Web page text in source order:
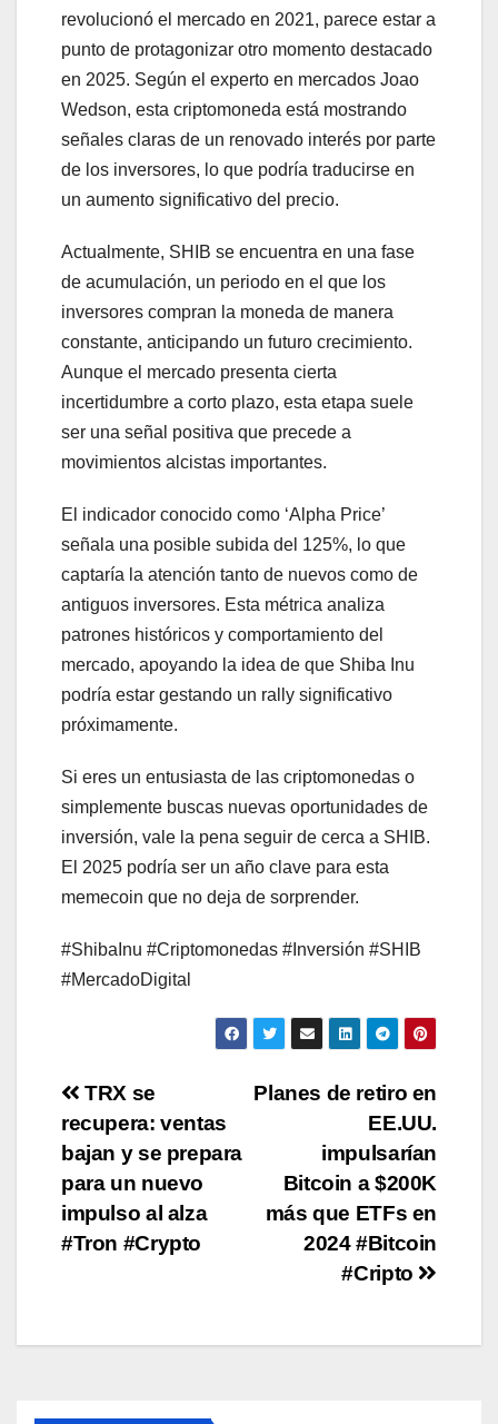
revolucionó el mercado en 2021, parece estar a
punto de protagonizar otro momento destacado
en 2025. Según el experto en mercados Joao
Wedson, esta criptomoneda está mostrando
señales claras de un renovado interés por parte
de los inversores, lo que podría traducirse en
un aumento significativo del precio.
Actualmente, SHIB se encuentra en una fase
de acumulación, un periodo en el que los
inversores compran la moneda de manera
constante, anticipando un futuro crecimiento.
Aunque el mercado presenta cierta
incertidumbre a corto plazo, esta etapa suele
ser una señal positiva que precede a
movimientos alcistas importantes.
El indicador conocido como ‘Alpha Price’
señala una posible subida del 125%, lo que
captaría la atención tanto de nuevos como de
antiguos inversores. Esta métrica analiza
patrones históricos y comportamiento del
mercado, apoyando la idea de que Shiba Inu
podría estar gestando un rally significativo
próximamente.
Si eres un entusiasta de las criptomonedas o
simplemente buscas nuevas oportunidades de
inversión, vale la pena seguir de cerca a SHIB.
El 2025 podría ser un año clave para esta
memecoin que no deja de sorprender.
#ShibaInu #Criptomonedas #Inversión #SHIB
#MercadoDigital
Post
navigation
Planes de retiro en
EE.UU.
impulsarían
Bitcoin a $200K
más que ETFs en
2024 #Bitcoin
#Cripto
TRX se
recupera: ventas
bajan y se prepara
para un nuevo
impulso al alza
#Tron #Crypto